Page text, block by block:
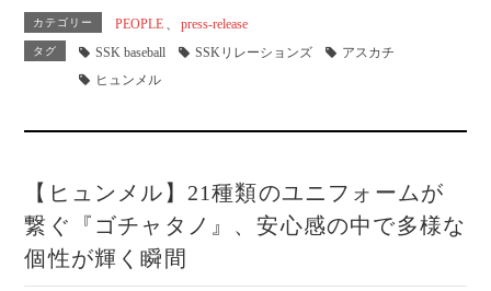
bo
ok
カテゴリー PEOPLE press-release
タグ SSK baseball SSKリレーションズ
アスカチ
ヒュンメル
【ヒュンメル】21種類のユニフォームが
繋ぐ『ゴチャタノ』、安心感の中で多様な
個性が輝く瞬間